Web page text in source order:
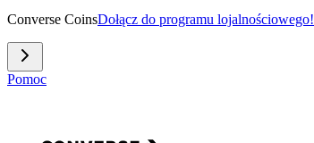
Converse CoinsDołącz do programu lojalnościowego!
Pomoc